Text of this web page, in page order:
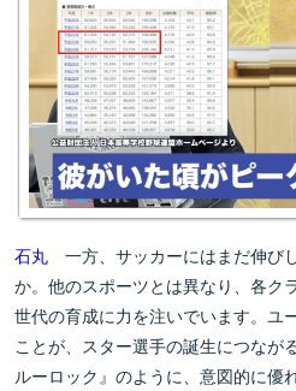
石丸 一方、サッカーにはまだ伸び
か。他のスポーツとは異なり、各ク
世代の育成に力を注いでいます。ユ
ことが、スター選手の誕生につなが
ルーロック』のように、意図的に優